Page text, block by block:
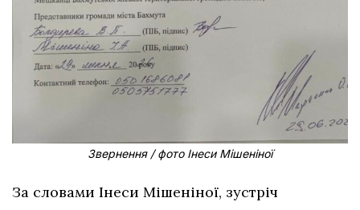
Звернення / фото Інеси Мішеніної
За словами Інеси Мішеніної, зустріч